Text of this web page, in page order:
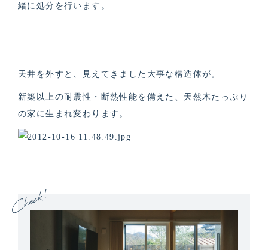
緒に処分を行います。
天井を外すと、見えてきました大事な構造体が。
新築以上の耐震性・断熱性能を備えた、天然木たっぷり
の家に生まれ変わります。